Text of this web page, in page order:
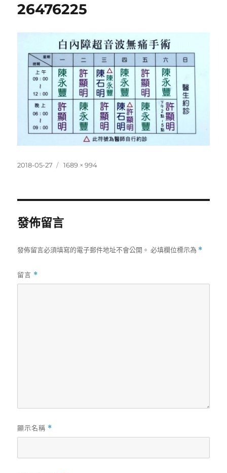
26476225
發
2018-05-27
完
1689 × 994
發佈留言
發佈留言必須填寫的電子郵件地址不會公開。 必填欄位標示為 *
留言 *
顯示名稱 *